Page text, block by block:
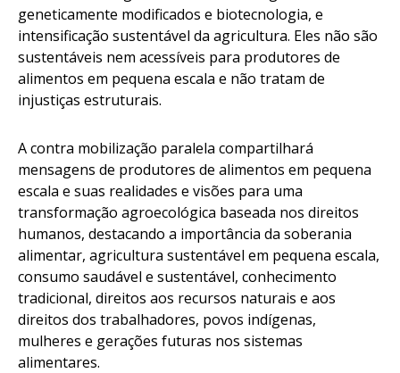
geneticamente modificados e biotecnologia, e
intensificação sustentável da agricultura. Eles não são
sustentáveis nem acessíveis para produtores de
alimentos em pequena escala e não tratam de
injustiças estruturais.
A contra mobilização paralela compartilhará
mensagens de produtores de alimentos em pequena
escala e suas realidades e visões para uma
transformação agroecológica baseada nos direitos
humanos, destacando a importância da soberania
alimentar, agricultura sustentável em pequena escala,
consumo saudável e sustentável, conhecimento
tradicional, direitos aos recursos naturais e aos
direitos dos trabalhadores, povos indígenas,
mulheres e gerações futuras nos sistemas
alimentares.